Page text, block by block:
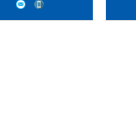
33-V Máy đo lưu lượng